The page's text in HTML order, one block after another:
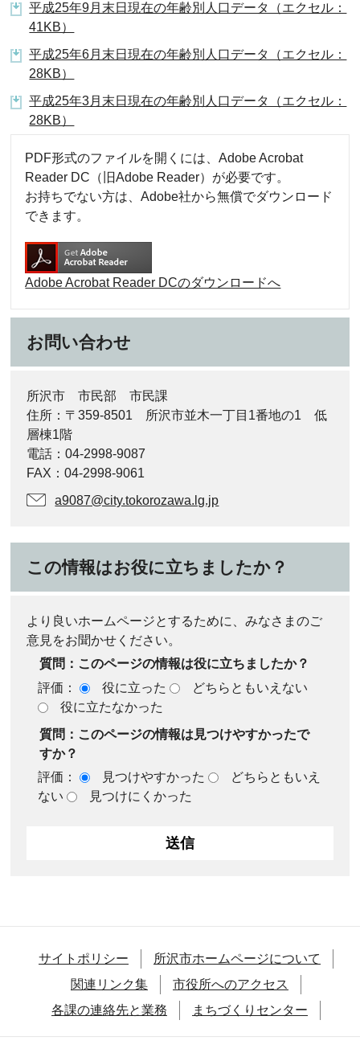
平成25年9月末日現在の年齢別人口データ（エクセル：
41KB）
平成25年6月末日現在の年齢別人口データ（エクセル：
28KB）
平成25年3月末日現在の年齢別人口データ（エクセル：
28KB）
PDF形式のファイルを開くには、Adobe Acrobat
Reader DC（旧Adobe Reader）が必要です。
お持ちでない方は、Adobe社から無償でダウンロード
できます。
Adobe Acrobat Reader DCのダウンロードへ
お問い合わせ
所沢市 市民部 市民課
住所：〒359-8501 所沢市並木一丁目1番地の1 低
層棟1階
電話：04-2998-9087
FAX：04-2998-9061
a9087@city.tokorozawa.lg.jp
この情報はお役に立ちましたか？
より良いホームページとするために、みなさまのご
意見をお聞かせください。
質問：このページの情報は役に立ちましたか？
評価：
役に立った
どちらともいえない
役に立たなかった
質問：このページの情報は見つけやすかったで
すか？
評価：
見つけやすかった
どちらともいえ
ない
見つけにくかった
サイトポリシー
所沢市ホームページについて
関連リンク集
市役所へのアクセス
各課の連絡先と業務
まちづくりセンター